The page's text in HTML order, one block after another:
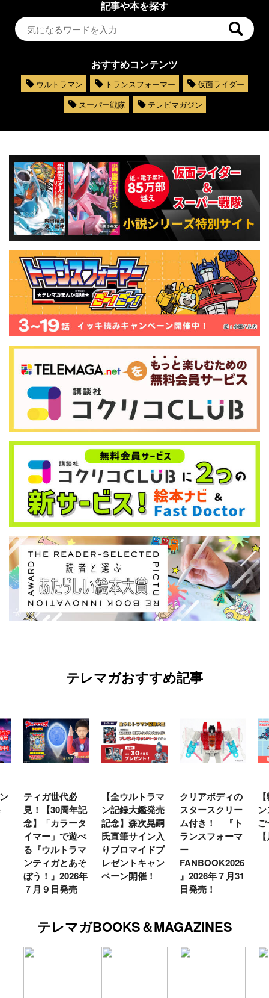
記事や本を探す
おすすめコンテンツ
ウルトラマン トランスフォーマー
仮面ライダー
スーパー戦隊
テレビマガジン
テレマガおすすめ記事
ティガ世代必
見！【30周年記
念】「カラータ
イマー」で遊べ
る『ウルトラマ
ンティガとあそ
ぼう！』2026年
７月９日発売
【全ウルトラマ
ン記録大鑑発売
記念】森次晃嗣
氏直筆サイン入
りブロマイドプ
レゼントキャン
ペーン開催！
クリアボディの
スタースクリー
ム付き！ 『ト
ランスフォーマ
ー
FANBOOK2026
』2026年７月31
日発売！
テレマガBOOKS＆MAGAZINES